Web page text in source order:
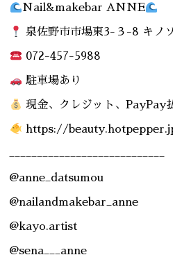
Nail&makebar ANNE
泉佐野市市場東3-３-8 キノ
072-457-5988
駐車場あり
現金、クレジット、PayPay
https://
____________________________
@anne_datsumou
@nailandmakebar_anne
@kayo.artist
@sena___anne